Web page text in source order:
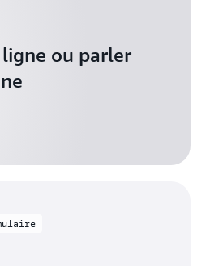
ou parler